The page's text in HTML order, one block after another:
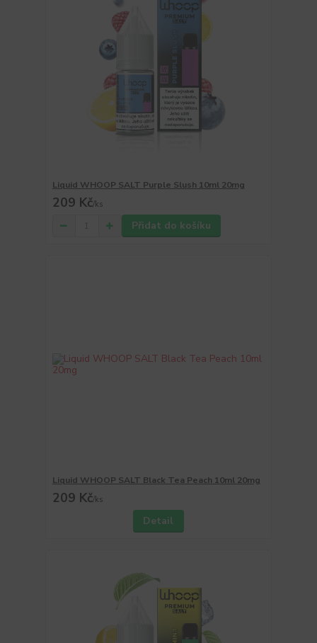
Liquid WHOOP SALT Purple Slush 10ml 20mg
209 Kč/ks
Přidat do košíku
Liquid WHOOP SALT Black Tea Peach 10ml 20mg
209 Kč/ks
Detail